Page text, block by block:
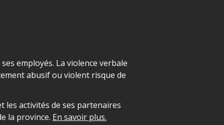
employés. La violence verbale
abusif ou violent risque de
les activités de ses partenaires
la province. En savoir plus.